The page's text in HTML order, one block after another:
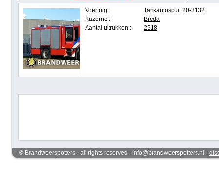
Voertuig :
Tankautospuit 20-3132
Kazerne :
Breda
Aantal uitrukken :
2518
© Brandweerspotters - all rights reserved - info@brandweerspotters.nl -